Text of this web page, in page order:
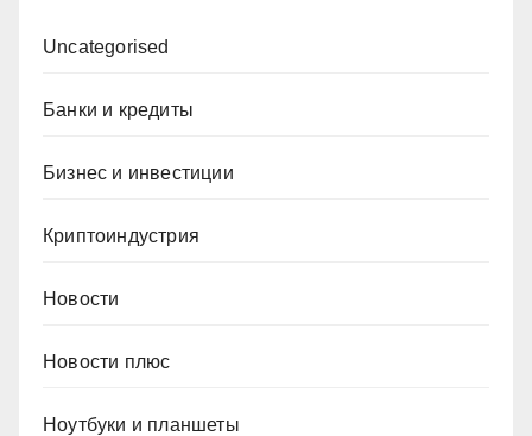
Uncategorised
Банки и кредиты
Бизнес и инвестиции
Криптоиндустрия
Новости
Новости плюс
Ноутбуки и планшеты